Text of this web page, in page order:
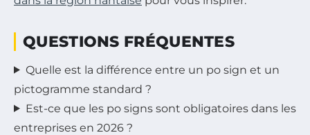
QUESTIONS FRÉQUENTES
Quelle est la différence entre un po sign et un
pictogramme standard ?
Est-ce que les po signs sont obligatoires dans les
entreprises en 2026 ?